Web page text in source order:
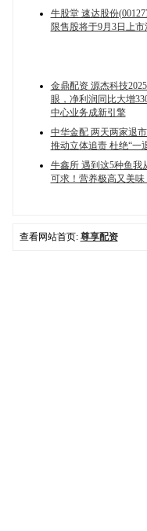
牛股堂 速达股份
限售股将于9月3日上市
金鼎配资 源杰科技
眼，净利润同比大增
中心业务成新引擎
中华金配 两天两家退
推动立体追责 杜绝“一
牛鑫所 遇到这5种鱼我
可求！营养极高又美
查看网站首页: 尊享配资